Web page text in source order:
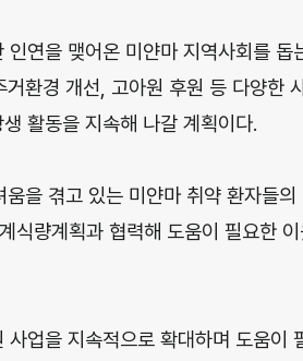
연을 맺어온 미얀마 지역사회를 돕
환경 개선, 고아원 후원 등 다양한
활동을 지속해 나갈 계획이다.
을 겪고 있는 미얀마 취약 환자들
식량계획과 협력해 도움이 필요한
업을 지속적으로 확대하며 도움이